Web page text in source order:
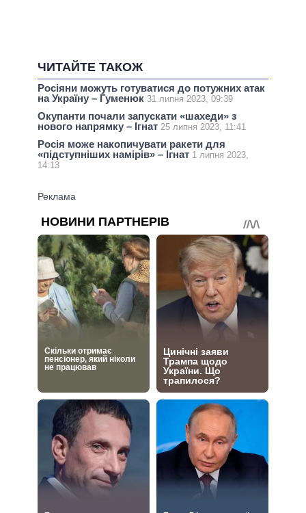
ЧИТАЙТЕ ТАКОЖ
Росіяни можуть готуватися до потужних атак
на Україну – Гуменюк 31 липня 2023, 09:39
Окупанти почали запускати «шахеди» з
нового напрямку – Ігнат 25 липня 2023, 11:41
Росія може накопичувати ракети для
«підступніших намірів» – Ігнат 1 липня 2023,
14:13